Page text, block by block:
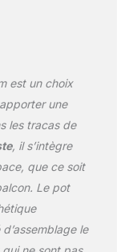
est un choix
une
les tracas de
, il s’intègre
que ce soit
Le pot
le